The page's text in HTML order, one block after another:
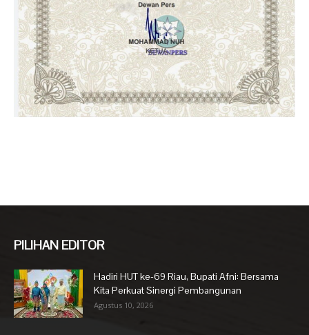
PILIHAN EDITOR
Hadiri HUT ke-69 Riau, Bupati Afni: Bersama
Kita Perkuat Sinergi Pembangunan
Agustus 10, 2026